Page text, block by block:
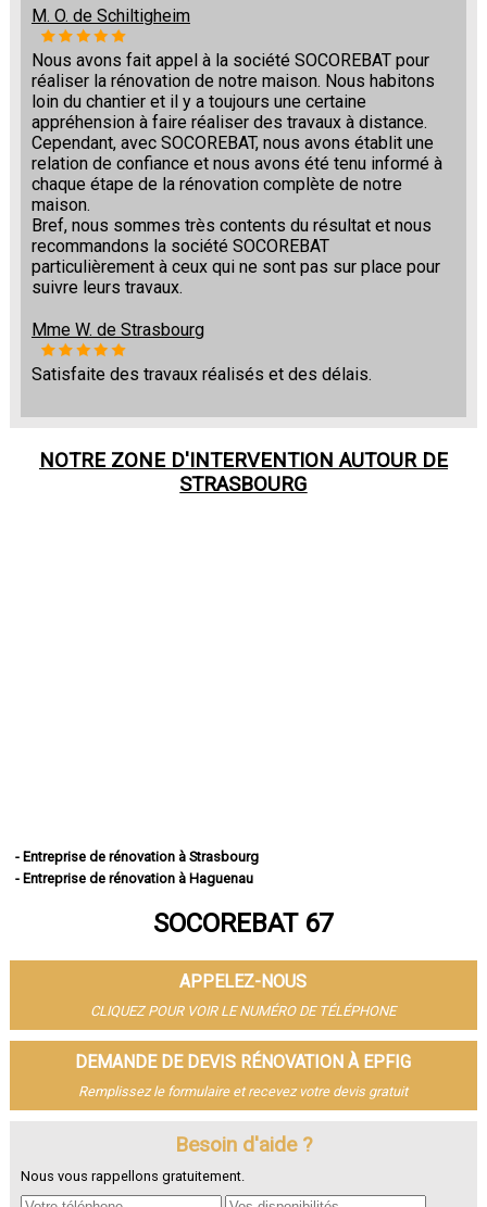
M. O. de Schiltigheim
Nous avons fait appel à la société SOCOREBAT pour
réaliser la rénovation de notre maison. Nous habitons
loin du chantier et il y a toujours une certaine
appréhension à faire réaliser des travaux à distance.
Cependant, avec SOCOREBAT, nous avons établit une
relation de confiance et nous avons été tenu informé à
chaque étape de la rénovation complète de notre
maison.
Bref, nous sommes très contents du résultat et nous
recommandons la société SOCOREBAT
particulièrement à ceux qui ne sont pas sur place pour
suivre leurs travaux.
Mme W. de Strasbourg
Satisfaite des travaux réalisés et des délais.
NOTRE ZONE D'INTERVENTION AUTOUR DE
STRASBOURG
- Entreprise de rénovation à Strasbourg
- Entreprise de rénovation à Haguenau
- Entreprise de rénovation à Illkirch-Graffenstaden
- Entreprise de rénovation à Bischheim
- Entreprise de rénovation à Lingolsheim
- Entreprise de rénovation à Bischwiller
- Entreprise de rénovation à Saverne
- Entreprise de rénovation à Obernai
- Entreprise de rénovation à Ostwald
- Entreprise de rénovation à Hœnheim
- Entreprise de rénovation à Brumath
- Entreprise de rénovation à Molsheim
- Entreprise de rénovation à Wissembourg
SOCOREBAT 67
APPELEZ-NOUS
CLIQUEZ POUR VOIR LE NUMÉRO DE TÉLÉPHONE
DEMANDE DE DEVIS RÉNOVATION À EPFIG
Remplissez le formulaire et recevez votre devis gratuit
Besoin d'aide ?
Nous vous rappellons gratuitement.